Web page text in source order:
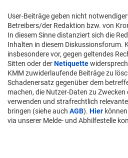
User-Beiträge geben nicht
Betreibers/der Redaktion bzw. von
In diesem Sinne distanziert sich die
Inhalten in diesem Diskussionsforum.
insbesondere vor, gegen geltendes
Sitten oder derNetiquette
KMM zuwiderlaufende Beiträge zu
Schadenersatz gegenüber dem
machen, die Nutzer-Daten zu
verwenden und strafrechtlich
bringen (siehe auch AGB). Hier
via unserer Melde- und Abhilfestelle